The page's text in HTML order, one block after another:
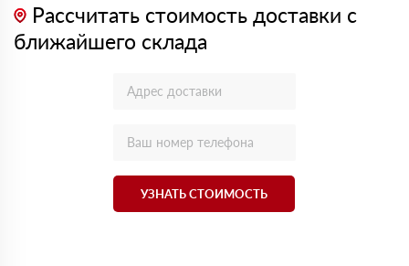
Рассчитать стоимость доставки с
ближайшего склада
УЗНАТЬ СТОИМОСТЬ